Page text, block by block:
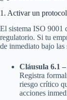
1. Activar un
El sistema ISO 9001
regulatorio. Si tu
de inmediato bajo las
Cláusula 6.1
Registra
riesgo crítico
acciones